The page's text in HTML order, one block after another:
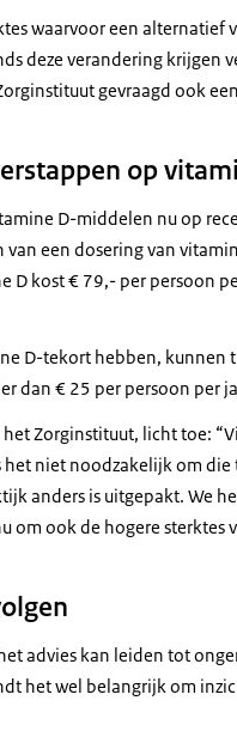
waarvoor een
deze verandering
gevraagd ook
op
D-middelen nu op
een dosering van
D kost € 79,- per persoon
D-tekort hebben, kunnen
dan € 25 per persoon per
Zorginstituut, licht toe:
niet noodzakelijk om
anders is uitgepakt. We
om ook de hogere
advies kan leiden tot
het wel belangrijk om